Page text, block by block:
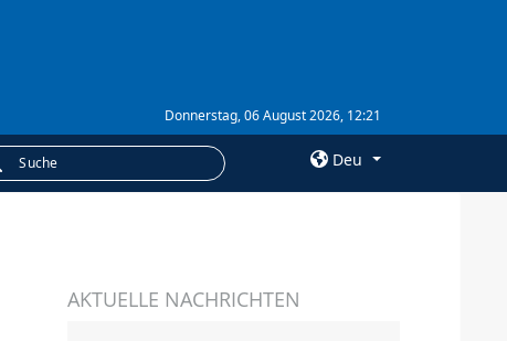
Donnerstag, 06 August 2026, 12:21
Deu
Abonnement
AKTUELLE NACHRICHTEN